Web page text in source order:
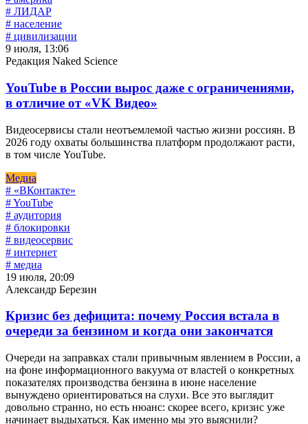
# ЛИДАР
# население
# цивилизации
9 июля, 13:06
Редакция Naked Science
YouTube в России вырос даже с ограничениями,
в отличие от «VK Видео»
Видеосервисы стали неотъемлемой частью жизни россиян. В
2026 году охваты большинства платформ продолжают расти,
в том числе YouTube.
Медиа
# «ВКонтакте»
# YouTube
# аудитория
# блокировки
# видеосервис
# интернет
# медиа
19 июля, 20:09
Александр Березин
Кризис без дефицита: почему Россия встала в
очереди за бензином и когда они закончатся
Очереди на заправках стали привычным явлением в России, а
на фоне информационного вакуума от властей о конкретных
показателях производства бензина в июне население
вынуждено ориентироваться на слухи. Все это выглядит
довольно странно, но есть нюанс: скорее всего, кризис уже
начинает выдыхаться. Как именно мы это выяснили?